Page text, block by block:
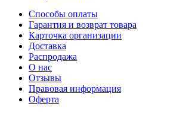
Способы оплаты
Гарантия и возврат товара
Карточка организации
Доставка
Распродажа
О нас
Отзывы
Правовая информация
Оферта